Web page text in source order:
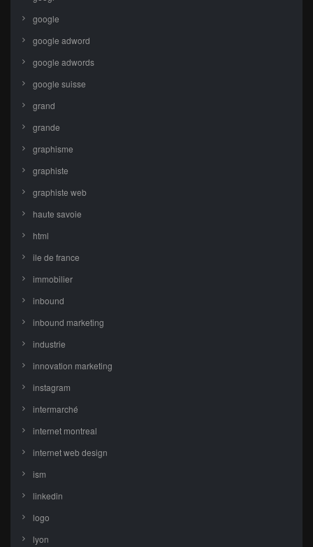
google
google adword
google adwords
google suisse
grand
grande
graphisme
graphiste
graphiste web
haute savoie
html
ile de france
immobilier
inbound
inbound marketing
industrie
innovation marketing
instagram
intermarché
internet montreal
internet web design
ism
linkedin
logo
lyon